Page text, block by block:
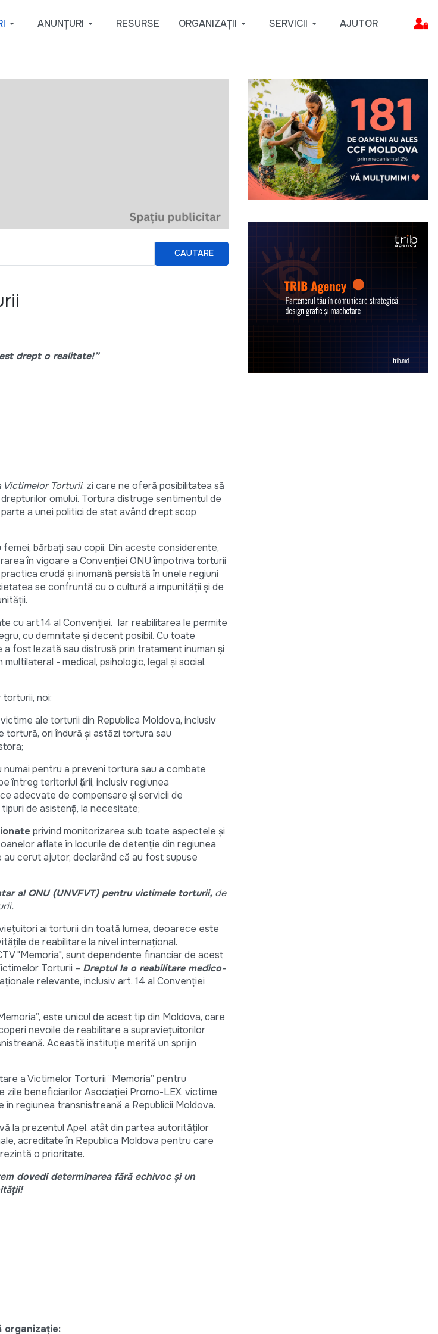
ANUNȚURI RESURSE ORGANIZAȚII SERVICII AJUTOR
CAUTARE
drept o realitate!”
Victimelor Torturii, zi care ne oferă posibilitatea să
omului. Tortura distruge sentimentul de
a unei politici de stat având drept scop
bărbaţi sau copii. Din aceste considerente,
în vigoare a Convenţiei ONU împotriva torturii
crudă şi inumană persistă în unele regiuni
se confruntă cu o cultură a impunităţii și de
cu art.14 al Convenției. Iar reabilitarea le permite
cu demnitate și decent posibil. Cu toate
fost lezată sau distrusă prin tratament inuman și
- medical, psihologic, legal şi social,
noi:
ale torturii din Republica Moldova, inclusiv
tortură, ori îndură și astăzi tortura sau
numai pentru a preveni tortura sau a combate
întreg teritoriul ţării, inclusiv regiunea
adecvate de compensare şi servicii de
de asistență, la necesitate;
privind monitorizarea sub toate aspectele şi
aflate în locurile de detenţie din regiunea
cerut ajutor, declarând că au fost supuse
al ONU (UNVFVT) pentru victimele torturii, de
ai torturii din toată lumea, deoarece este
de reabilitare la nivel internaţional.
"Memoria", sunt dependente financiar de acest
Torturii – Dreptul la o reabilitare medico-
relevante, inclusiv art. 14 al Convenţiei
este unicul de acest tip din Moldova, care
nevoile de reabilitare a supraviețuitorilor
Această instituție merită un sprijin
a Victimelor Torturii ”Memoria” pentru
zile beneficiarilor Asociației Promo-LEX, victime
regiunea transnistreană a Republicii Moldova.
la prezentul Apel, atât din partea autorităţilor
acreditate în Republica Moldova pentru care
o prioritate.
dovedi determinarea fără echivoc şi un
organizație: